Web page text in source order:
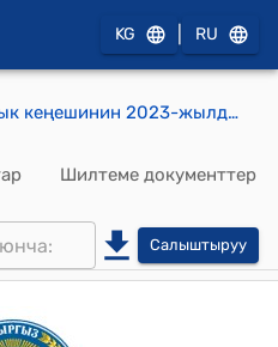
KG RU
Багыш айылдык кеңешинин 2023-жылдын 05 октябрындагы № 2 “Багыш айыл аймагында жергиликтүү жамааттарынын өкүлдөрүнүн жыйынын чакыруу жөнүндө" токтому
Шилтеме документтер
Салыштыруу